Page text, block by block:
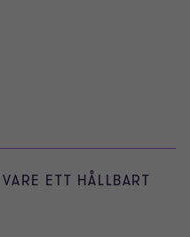
ETT HÅLLBART